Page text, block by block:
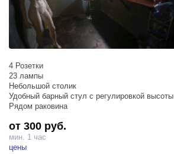
4 Розетки
23 лампы
Небольшой столик
Удобный барный стул с регулировкой высоты
Рядом раковина
от 300 руб.
мин. 1 час
цены